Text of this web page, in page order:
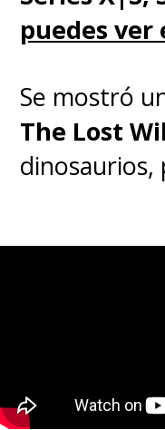
puedes
Se mostró
The Lost
dinosaurios,